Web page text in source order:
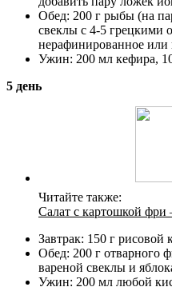
Обед: 200 г рыбы (на
свеклы с 4-5 грецкими
нерафинированное или
Ужин: 200 мл кефира,
5 день
Читайте также:
Салат с картошкой фри
Завтрак: 150 г рисовой
Обед: 200 г отварного
вареной свеклы и
Ужин: 200 мл любой